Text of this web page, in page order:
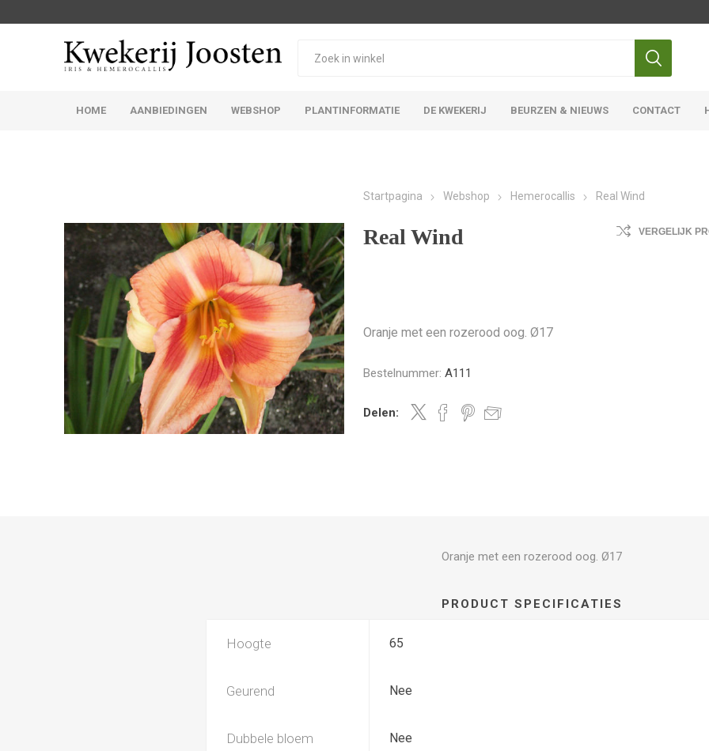
HOME AANBIEDINGEN WEBSHOP PLANTINFORMATIE DE KWEKERIJ BEURZEN & NIEUWS CONTACT
Startpagina Webshop Hemerocallis Real Wind
Real Wind VERGELIJK
Oranje met een rozerood oog. Ø17
Bestelnummer: A111
Delen:
Oranje met een rozerood oog. Ø17
PRODUCT SPECIFICATIES
Hoogte 65
Geurend Nee
Dubbele bloem Nee